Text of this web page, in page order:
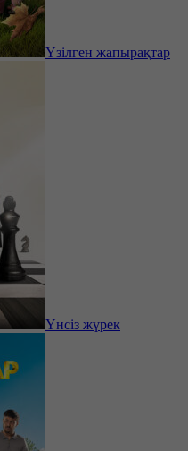
Үзілген жапырақтар
Үнсіз жүрек